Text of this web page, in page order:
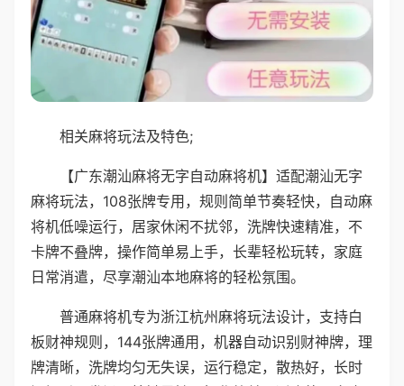
相关麻将玩法及特色;
【广东潮汕麻将无字自动麻将机】适配潮汕无字
麻将玩法，108张牌专用，规则简单节奏轻快，自动麻
将机低噪运行，居家休闲不扰邻，洗牌快速精准，不
卡牌不叠牌，操作简单易上手，长辈轻松玩转，家庭
日常消遣，尽享潮汕本地麻将的轻松氛围。
普通麻将机专为浙江杭州麻将玩法设计，支持白
板财神规则，144张牌通用，机器自动识别财神牌，理
牌清晰，洗牌均匀无失误，运行稳定，散热好，长时